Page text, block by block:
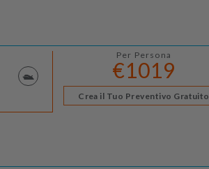
Per Persona
€1019
Crea il Tuo Preventivo Gratuito